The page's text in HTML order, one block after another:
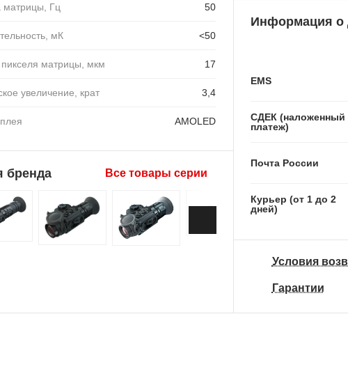
матрицы, Гц 50
мК <50
матрицы, мкм 17
увеличение, крат 3,4
AMOLED
бренда Все товары серии
Информация о
EMS
СДЕК (наложенный
платеж)
Почта России
Курьер (от 1 до 2
дней)
Условия
Гарантии